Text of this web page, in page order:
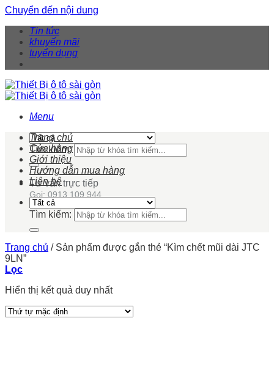
Chuyển đến nội dung
Tin tức
khuyến mãi
tuyển dụng
Menu
Tìm kiếm:
Tư vấn trực tiếp
Gọi: 0913 109 944
Trang chủ
Cửa hàng
Giới thiệu
Hướng dẫn mua hàng
Liên hệ
Tìm kiếm:
Trang chủ /Sản phẩm được gắn thẻ “Kìm chết mũi dài JTC
9LN”
Lọc
Hiển thị kết quả duy nhất